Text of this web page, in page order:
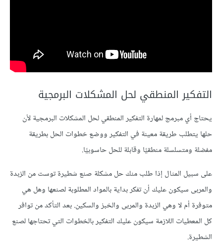
التفكير المنطقي لحل المشكلات البرمجية
يحتاج أي مبرمج لمهارة التفكير المنطقي لحل المشكلات البرمجية لأن
حلها يتطلب طريقة معينة في التفكير ووضع خطوات الحل بطريقة
مفضلة ومتسلسلة منطقيًا وقابلة للحل حاسوبيًا.
على سبيل المثال إذا طلب منك حل مشكلة صنع شطيرة توست من الزبدة
والمربى سيكون عليك أن تفكر بداية بالمواد المطلوبة لصنعها وهل هي
متوفرة أم لا وهي الزبدة والمربى والخبز والسكين. بعد التأكد من توافر
كل المعطيات اللازمة سيكون عليك التفكير بالخطوات التي تحتاجها لصنع
الشطيرة.